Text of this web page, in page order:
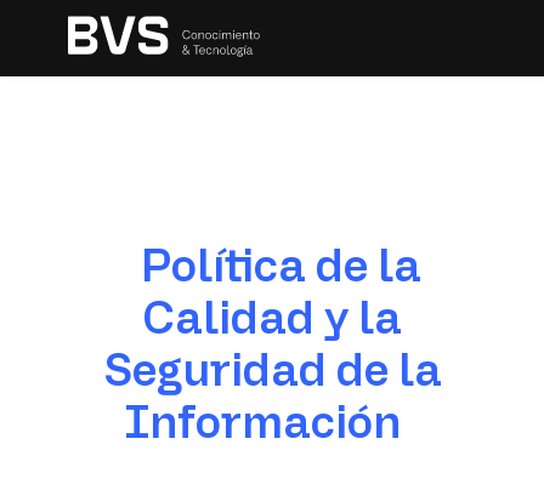
Política de la
Calidad y la
Seguridad de la
Información